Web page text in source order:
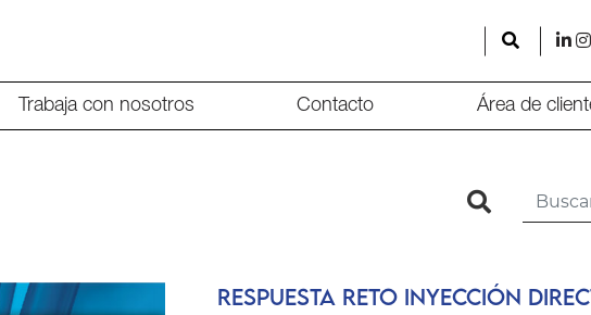
Search
l i
Trabaja con nosotros Contacto Área de
search
Respuesta Reto Inyección